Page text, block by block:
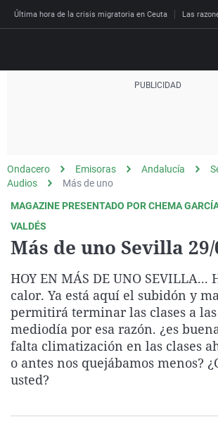
Última hora de la crisis migratoria en Ceuta Las
El
La
España
Economía
Deportes
El tiempo
Ondacero Emisoras Andalucía
Audios
Más de uno
MAGAZINE PRESENTADO POR CHEMA
VALDÉS
Más de uno Sevilla 29/
HOY EN MÁS DE UNO SEVILLA...
calor. Ya está aquí el subidón y
permitirá terminar las clases a
mediodía por esa razón. ¿es
falta climatización en las clases
o antes nos quejábamos menos?
usted?